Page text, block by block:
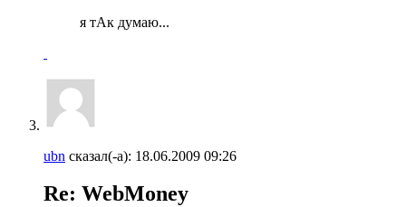
я тАк думаю...
ubn сказал(-а): 18.06.2009 09:26
Re: WebMoney